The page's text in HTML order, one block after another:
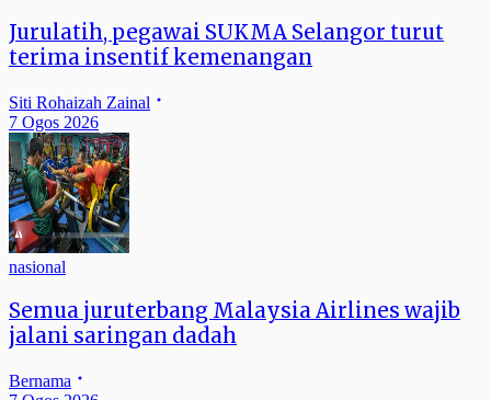
Jurulatih, pegawai SUKMA Selangor turut
terima insentif kemenangan
Siti Rohaizah Zainal
7 Ogos 2026
nasional
Semua juruterbang Malaysia Airlines wajib
jalani saringan dadah
Bernama